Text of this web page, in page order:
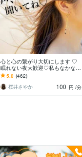
心と心の繋がり大切にします ♡
眠れない夜大歓迎♡私もなかなか
寝れない人なの
5.0 (462)
桜井さやか
100 円 /分